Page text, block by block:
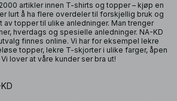
artikler innen T-shirts og topper – kjøp en
lurt å ha flere overdeler til forskjellig bruk og
av toppertil ulike anledninger. Man trenger
hverdags og spesielle anledninger. NA-KD
finnes online. Vi har for eksempel lekre
topper, lekre T-skjorter i ulike farger, åpen
lover at våre kunder ser bra ut!